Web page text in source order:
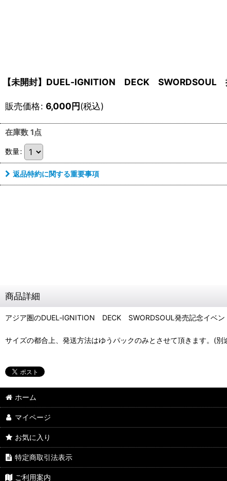
【未開封】DUEL‐IGNITION DECK
販売価格: 6,000円(税込)
在庫数 1点
数量:
返品特約に関する重要事項
商品詳細
アジア圏のDUEL‐IGNITION DECK SWORDSOUL発売記念イベン
サイズの都合上、発送方法はゆうパックのみとさせて頂きます。(別
ホーム
マイページ
お気に入り
特定商取引法表示
ご利用案内